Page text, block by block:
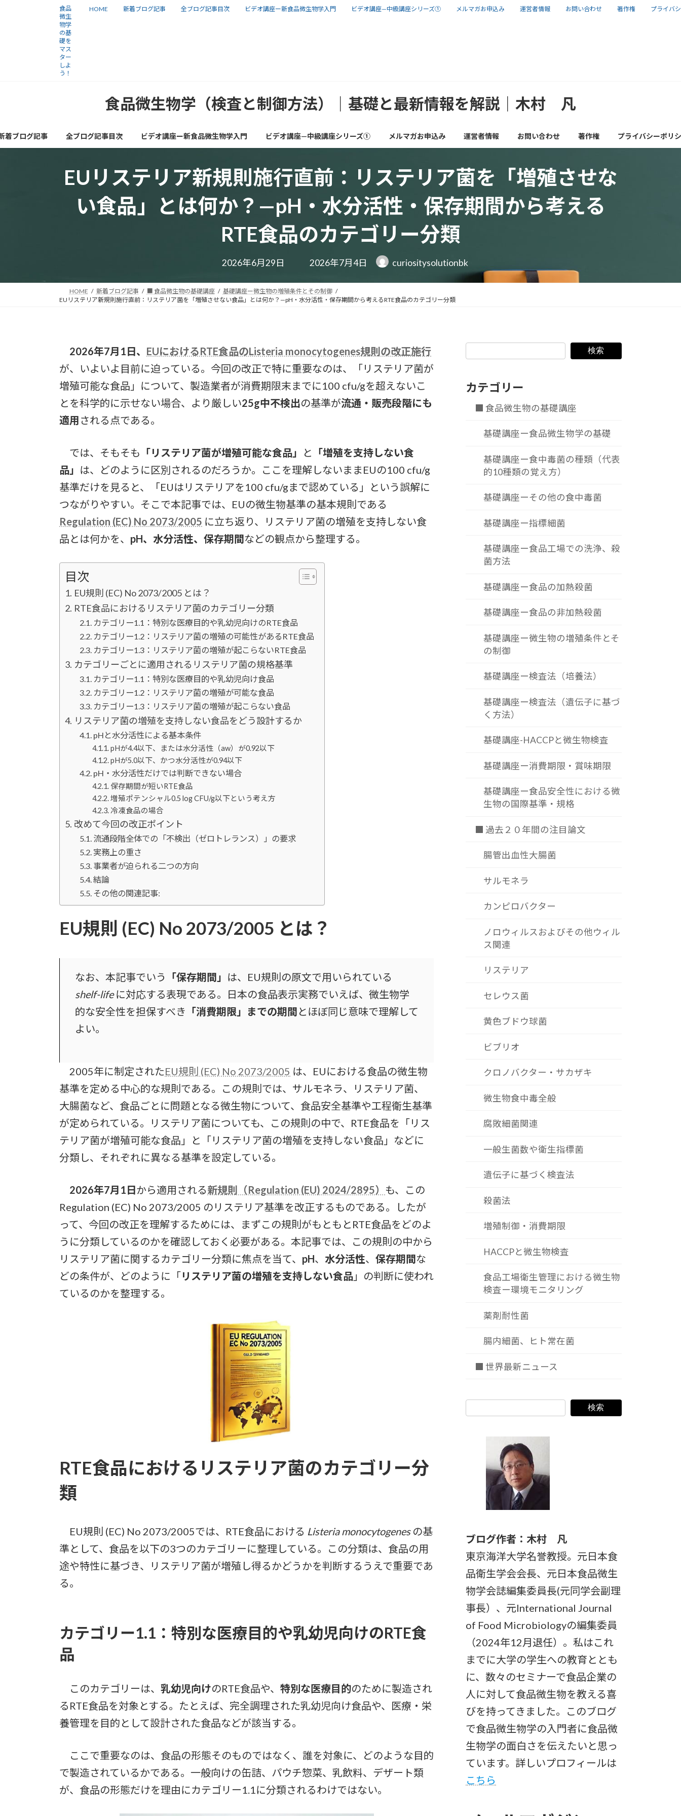
プ
動
食品
微生
物学
の基
礎を
マス
ター
しよ
う！
HOME 新着ブログ記事 全ブログ記事目次 ビデオ講座ー新食品微生物学入門 ビデオ講座—中級講座シリーズ① メルマガお申込み 運営者情報 お問い合わせ 著作権 プライバ
食品微生物学（検査と制御方法）｜基礎と最新情報を解説｜木村 凡
着ブログ記事 全ブログ記事目次 ビデオ講座ー新食品微生物学入門 ビデオ講座—中級講座シリーズ① メルマガお申込み 運営者情報 お問い合わせ 著作権 プライバシーポリ
EUリステリア新規則施行直前：リステリア菌を「増殖させな
い食品」とは何か？—pH・水分活性・保存期間から考える
RTE食品のカテゴリー分類
2026年6月29日
最
終
新
日
時
2026年7月4日 curiositysolutionbk
HOME 新着ブログ記事 ■ 食品微生物の基礎講座
基礎講座ー微生物の増殖条件とその制御
EUリステリア新規則施行直前：リステリア菌を「増殖させない食品」とは何か？—pH・水分活性・保存期間から考えるRTE食品のカテゴリー分類
2026年7月1日、 EUにおけるRTE食品のListeria monocytogenes規則の改正施行
が、いよいよ目前に迫っている。今回の改正で特に重要なのは、「リステリア菌が
増殖可能な食品」について、製造業者が消費期限末までに100 cfu/gを超えないこ
とを科学的に示せない場合、より厳しい25g中不検出の基準が流通・販売段階にも
適用 される点である。
では、そもそも 「リステリア菌が増殖可能な食品」 と
「増殖を支持しない食
品」 は、どのように区別されるのだろうか。ここを理解しないままEUの100 cfu/g
基準だけを見ると、「EUはリステリアを100 cfu/gまで認めている」という誤解に
つながりやすい。そこで本記事では、EUの微生物基準の基本規則である
Regulation (EC) No 2073/2005 に立ち返り、リステリア菌の増殖を支持しない食
品とは何かを、 pH、水分活性、保存期間などの観点から整理する。
目次
EU規則 (EC) No 2073/2005 とは？
RTE食品におけるリステリア菌のカテゴリー分類
カテゴリー1.1：特別な医療目的や乳幼児向けのRTE食品
カテゴリー1.2：リステリア菌の増殖の可能性があるRTE食品
カテゴリー1.3：リステリア菌の増殖が起こらないRTE食品
カテゴリーごとに適用されるリステリア菌の規格基準
カテゴリー1.1：特別な医療目的や乳幼児向け食品
カテゴリー1.2：リステリア菌の増殖が可能な食品
カテゴリー1.3：リステリア菌の増殖が起こらない食品
リステリア菌の増殖を支持しない食品をどう設計するか
pHと水分活性による基本条件
pHが4.4以下、または水分活性（aw）が0.92以下
pHが5.0以下、かつ水分活性が0.94以下
pH・水分活性だけでは判断できない場合
保存期間が短いRTE食品
増殖ポテンシャル0.5 log CFU/g以下という考え方
冷凍食品の場合
改めて今回の改正ポイント
流通段階全体での「不検出（ゼロトレランス）」の要求
実務上の重さ
事業者が迫られる二つの方向
結論
その他の関連記事:
EU規則 (EC) No 2073/2005 とは？
なお、本記事でいう 「保存期間」 は、EU規則の原文で用いられている
shelf-lifeに対応する表現である。日本の食品表示実務でいえば、微生物学
的な安全性を担保すべき 「消費期限」までの期間 とほぼ同じ意味で理解して
よい。
2005年に制定されたEU規則 (EC) No 2073/2005 は、EUにおける食品の微生物
基準を定める中心的な規則である。この規則では、サルモネラ、リステリア菌、
大腸菌など、食品ごとに問題となる微生物について、食品安全基準や工程衛生基準
が定められている。リステリア菌についても、この規則の中で、RTE食品を「リス
テリア菌が増殖可能な食品」と「リステリア菌の増殖を支持しない食品」などに
分類し、それぞれに異なる基準を設定している。
2026年7月1日から適用される新規則（Regulation (EU) 2024/2895） も、この
Regulation (EC) No 2073/2005 のリステリア基準を改正するものである。したが
って、今回の改正を理解するためには、まずこの規則がもともとRTE食品をどのよ
うに分類しているのかを確認しておく必要がある。本記事では、この規則の中から
リステリア菌に関するカテゴリー分類に焦点を当て、 pH、 水分活性、 保存期間な
どの条件が、どのように「リステリア菌の増殖を支持しない食品 」の判断に使われ
ているのかを整理する。
RTE食品におけるリステリア菌のカテゴリー分
類
EU規則 (EC) No 2073/2005では、RTE食品における Listeria monocytogenesの基
準として、食品を以下の3つのカテゴリーに整理している。この分類は、食品の用
途や特性に基づき、リステリア菌が増殖し得るかどうかを判断するうえで重要であ
る。
カテゴリー1.1：特別な医療目的や乳幼児向けのRTE食
品
このカテゴリーは、 乳幼児向けのRTE食品や、 特別な医療目的のために製造され
るRTE食品を対象とする。たとえば、完全調理された乳幼児向け食品や、医療・栄
養管理を目的として設計された食品などが該当する。
ここで重要なのは、食品の形態そのものではなく、誰を対象に、どのような目的
で製造されているかである。一般向けの缶詰、パウチ惣菜、乳飲料、デザート類
が、食品の形態だけを理由にカテゴリー1.1に分類されるわけではない。
検索
カテゴリー
■ 食品微生物の基礎講座
基礎講座ー食品微生物学の基礎
基礎講座ー食中毒菌の種類（代表
的10種類の覚え方）
基礎講座ーその他の食中毒菌
基礎講座ー指標細菌
基礎講座ー食品工場での洗浄、殺
菌方法
基礎講座ー食品の加熱殺菌
基礎講座ー食品の非加熱殺菌
基礎講座ー微生物の増殖条件とそ
の制御
基礎講座ー検査法（培養法）
基礎講座ー検査法（遺伝子に基づ
く方法）
基礎講座-HACCPと微生物検査
基礎講座ー消費期限・賞味期限
基礎講座ー食品安全性における微
生物の国際基準・規格
■ 過去２０年間の注目論文
腸管出血性大腸菌
サルモネラ
カンピロバクター
ノロウィルスおよびその他ウィル
ス関連
リステリア
セレウス菌
黄色ブドウ球菌
ビブリオ
クロノバクター・サカザキ
微生物食中毒全般
腐敗細菌関連
一般生菌数や衛生指標菌
遺伝子に基づく検査法
殺菌法
増殖制御・消費期限
HACCPと微生物検査
食品工場衛生管理における微生物
検査ー環境モニタリング
薬剤耐性菌
腸内細菌、ヒト常在菌
■ 世界最新ニュース
検索
ブログ作者：木村 凡
東京海洋大学名誉教授。元日本食
品衛生学会会長、元日本食品微生
物学会誌編集委員長(元同学会副理
事長）、元International Journal
of Food Microbiologyの編集委員
（2024年12月退任）。私はこれ
までに大学の学生への教育ととも
に、数々のセミナーで食品企業の
人に対して食品微生物を教える喜
びを持ってきました。このブログ
で食品微生物学の入門者に食品微
生物学の面白さを伝えたいと思っ
ています。詳しいプロフィールは
こちら